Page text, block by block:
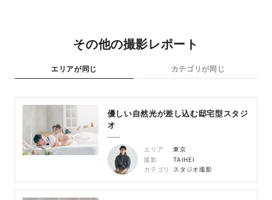
その他の撮影レポート
エリアが同じ カテゴリが同じ
優しい自然光が差し込む邸宅型スタジ
オ
エリア
東京
撮影
TAIHEI
カテゴリ
スタジオ撮影